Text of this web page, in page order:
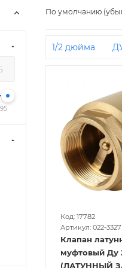
По умолчанию
1/2 дюйма
Муфтовые
Донные
С
Итальянские
РУ300
РУ100
ДУ400 РУ16
РУ25
ДУ400
Код: 17782
Артикул: 022-3327
Клапан
муфтовый Ду
(ЛАТУННЫЙ